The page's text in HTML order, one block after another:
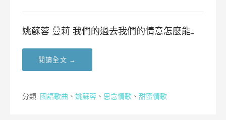
姚蘇蓉 蔓莉 我們的過去我們的情意怎麼能…
閱讀全文 →
分類: 國語歌曲 、 姚蘇蓉 、 思念情歌 、 甜蜜情歌